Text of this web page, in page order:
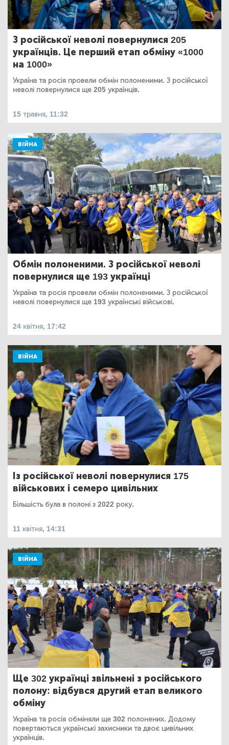
З російської неволі повернулися 205
українців. Це перший етап обміну «1000
на 1000»
Україна та росія провели обмін полоненими. З російської
неволі повернулися ще 205 українців.
15 травня, 11:32
ВІЙНА
Обмін полоненими. З російської неволі
повернулися ще 193 українці
Україна та росія провели обмін полоненими. З російської
неволі повернулися ще 193 українські військові.
24 квітня, 17:42
ВІЙНА
Із російської неволі повернулися 175
військових і семеро цивільних
Більшість була в полоні з 2022 року.
11 квітня, 14:31
ВІЙНА
Ще 302 українці звільнені з російського
полону: відбувся другий етап великого
обміну
Україна та росія обміняли ще 302 полонених. Додому
повертаються українські захисники та двоє цивільних
українців.